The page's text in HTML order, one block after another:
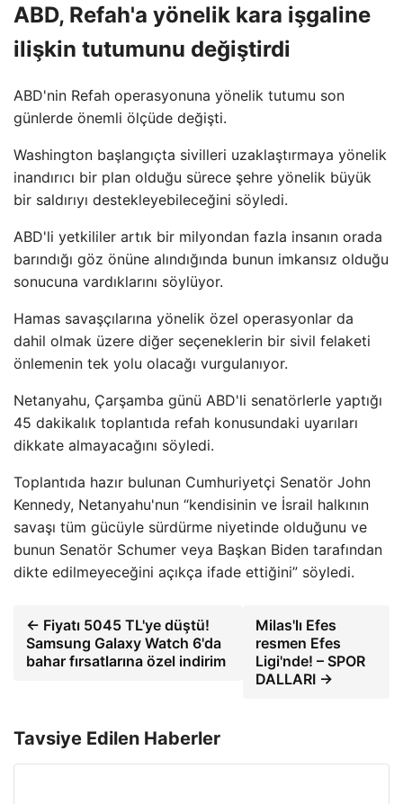
ABD, Refah'a yönelik kara işgaline
ilişkin tutumunu değiştirdi
ABD'nin Refah operasyonuna yönelik tutumu son
günlerde önemli ölçüde değişti.
Washington başlangıçta sivilleri uzaklaştırmaya yönelik
inandırıcı bir plan olduğu sürece şehre yönelik büyük
bir saldırıyı destekleyebileceğini söyledi.
ABD'li yetkililer artık bir milyondan fazla insanın orada
barındığı göz önüne alındığında bunun imkansız olduğu
sonucuna vardıklarını söylüyor.
Hamas savaşçılarına yönelik özel operasyonlar da
dahil olmak üzere diğer seçeneklerin bir sivil felaketi
önlemenin tek yolu olacağı vurgulanıyor.
Netanyahu, Çarşamba günü ABD'li senatörlerle yaptığı
45 dakikalık toplantıda refah konusundaki uyarıları
dikkate almayacağını söyledi.
Toplantıda hazır bulunan Cumhuriyetçi Senatör John
Kennedy, Netanyahu'nun “kendisinin ve İsrail halkının
savaşı tüm gücüyle sürdürme niyetinde olduğunu ve
bunun Senatör Schumer veya Başkan Biden tarafından
dikte edilmeyeceğini açıkça ifade ettiğini” söyledi.
← Fiyatı 5045 TL'ye düştü!
Samsung Galaxy Watch 6'da
bahar fırsatlarına özel indirim
Milas'lı Efes
resmen Efes
Ligi'nde! – SPOR
DALLARI →
Tavsiye Edilen Haberler